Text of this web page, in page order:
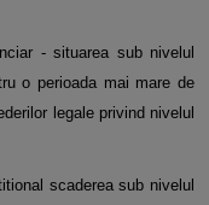
- situarea sub nivelul
o perioada mai mare de
legale privind nivelul
scaderea sub nivelul